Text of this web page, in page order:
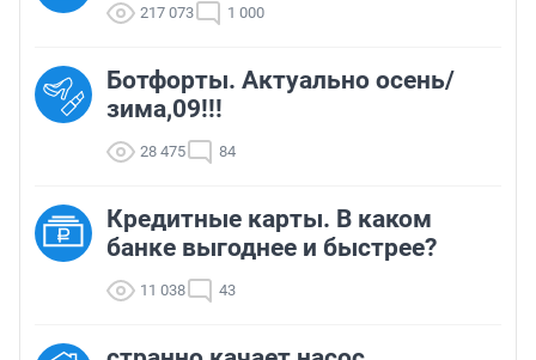
217 073 1 000
Ботфорты. Актуально осень/
зима,09!!!
28 475 84
Кредитные карты. В каком
банке выгоднее и быстрее?
11 038 43